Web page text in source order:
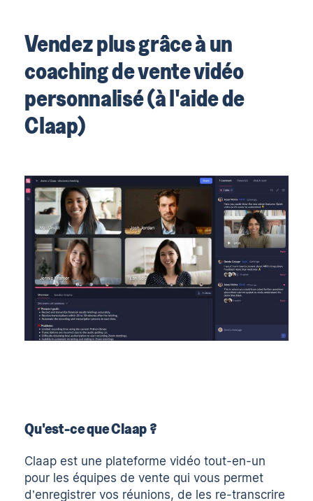
Vendez plus grâce à un
coaching de vente vidéo
personnalisé (à l'aide de
Claap)
Qu'est-ce que Claap ?
Claap est une plateforme vidéo tout-en-un
pour les équipes de vente qui vous permet
d’enregistrer vos réunions, de les re-transcrire